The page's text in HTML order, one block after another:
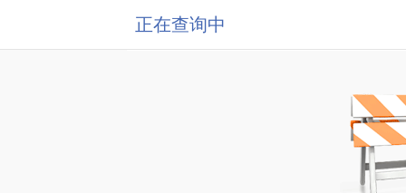
正在查询中